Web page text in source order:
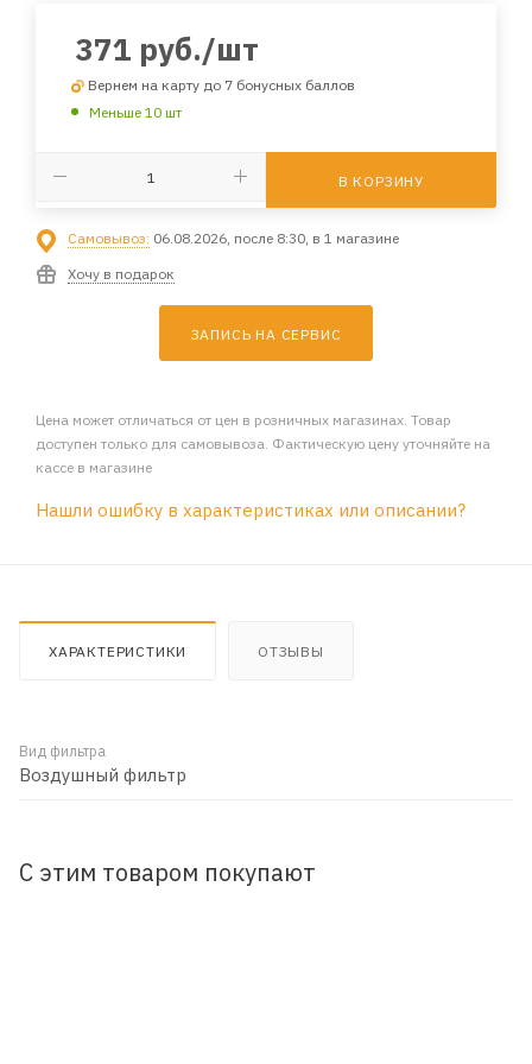
371 руб./шт
Вернем на карту до 7 бонусных баллов
Меньше 10 шт
В КОРЗИНУ
Самовывоз: 06.08.2026, после 8:30, в 1 магазине
Хочу в подарок
ЗАПИСЬ НА СЕРВИС
Цена может отличаться от цен в розничных магазинах. Товар
доступен только для самовывоза. Фактическую цену уточняйте на
кассе в магазине
Нашли ошибку в характеристиках или описании?
ХАРАКТЕРИСТИКИ ОТЗЫВЫ
Вид фильтра
Воздушный фильтр
С этим товаром покупают